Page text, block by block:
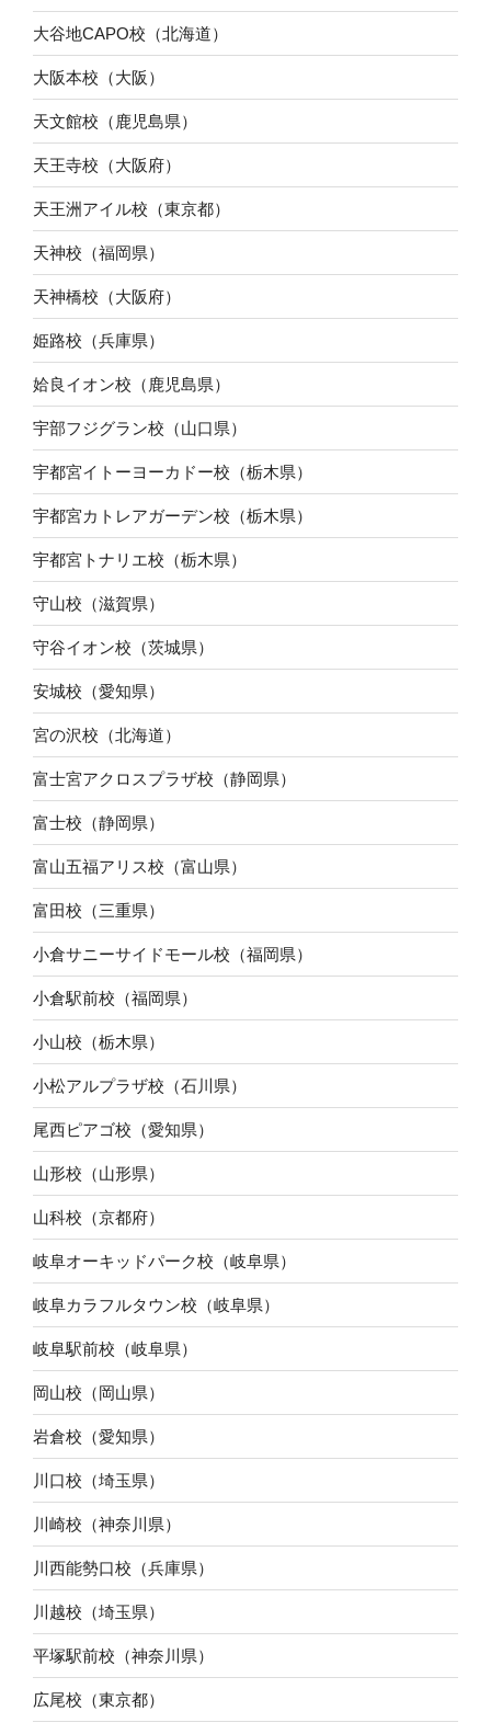
大谷地CAPO校（北海道）
大阪本校（大阪）
天文館校（鹿児島県）
天王寺校（大阪府）
天王洲アイル校（東京都）
天神校（福岡県）
天神橋校（大阪府）
姫路校（兵庫県）
姶良イオン校（鹿児島県）
宇部フジグラン校（山口県）
宇都宮イトーヨーカドー校（栃木県）
宇都宮カトレアガーデン校（栃木県）
宇都宮トナリエ校（栃木県）
守山校（滋賀県）
守谷イオン校（茨城県）
安城校（愛知県）
宮の沢校（北海道）
富士宮アクロスプラザ校（静岡県）
富士校（静岡県）
富山五福アリス校（富山県）
富田校（三重県）
小倉サニーサイドモール校（福岡県）
小倉駅前校（福岡県）
小山校（栃木県）
小松アルプラザ校（石川県）
尾西ピアゴ校（愛知県）
山形校（山形県）
山科校（京都府）
岐阜オーキッドパーク校（岐阜県）
岐阜カラフルタウン校（岐阜県）
岐阜駅前校（岐阜県）
岡山校（岡山県）
岩倉校（愛知県）
川口校（埼玉県）
川崎校（神奈川県）
川西能勢口校（兵庫県）
川越校（埼玉県）
平塚駅前校（神奈川県）
広尾校（東京都）